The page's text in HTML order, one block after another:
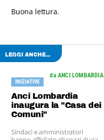
Buona lettura.
LEGGI ANCHE...
da ANCI LOMBARDIA
INIZIATIVE
Anci Lombardia
inaugura la "Casa dei
Comuni"
Sindaci e amministratori